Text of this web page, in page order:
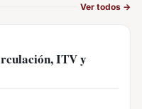
Ver todos →
ITV y